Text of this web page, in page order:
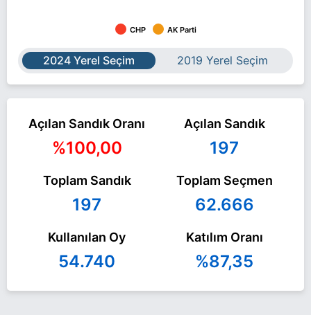
CHP AK Parti
2024 Yerel Seçim 2019 Yerel Seçim
Açılan Sandık Oranı
%100,00
Açılan Sandık
197
Toplam Sandık
197
Toplam Seçmen
62.666
Kullanılan Oy
54.740
Katılım Oranı
%87,35